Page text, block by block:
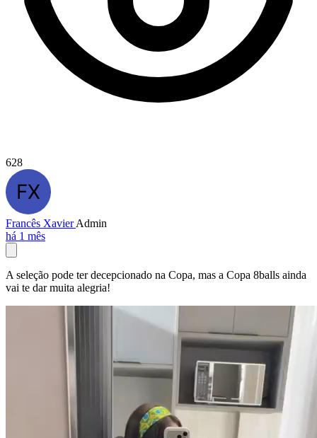
628
Francês XavierAdmin
há 1 mês
A seleção pode ter decepcionado na Copa, mas a Copa 8balls ainda
vai te dar muita alegria!